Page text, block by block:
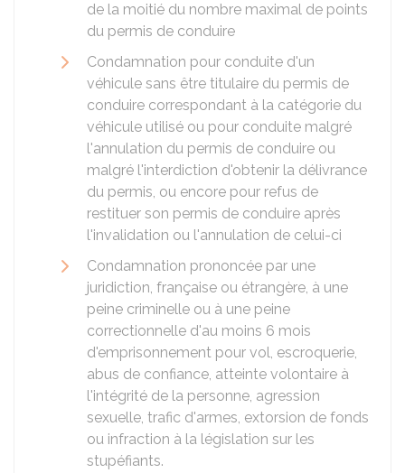
de la moitié du nombre maximal de points
du permis de conduire
Condamnation pour conduite d'un
véhicule sans être titulaire du permis de
conduire correspondant à la catégorie du
véhicule utilisé ou pour conduite malgré
l'annulation du permis de conduire ou
malgré l'interdiction d'obtenir la délivrance
du permis, ou encore pour refus de
restituer son permis de conduire après
l'invalidation ou l'annulation de celui-ci
Condamnation prononcée par une
juridiction, française ou étrangère, à une
peine criminelle ou à une peine
correctionnelle d'au moins 6 mois
d'emprisonnement pour vol, escroquerie,
abus de confiance, atteinte volontaire à
l'intégrité de la personne, agression
sexuelle, trafic d'armes, extorsion de fonds
ou infraction à la législation sur les
stupéfiants.